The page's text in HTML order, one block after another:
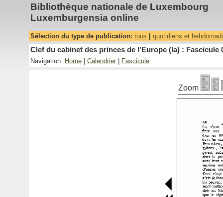
Bibliothèque nationale de Luxembourg
Luxemburgensia online
Sélection du type de publication: tous quotidiens et
Clef du cabinet des princes de l'Europe (la) : Fascicule
Navigation: Home Calendrier Fascicule
Zoom